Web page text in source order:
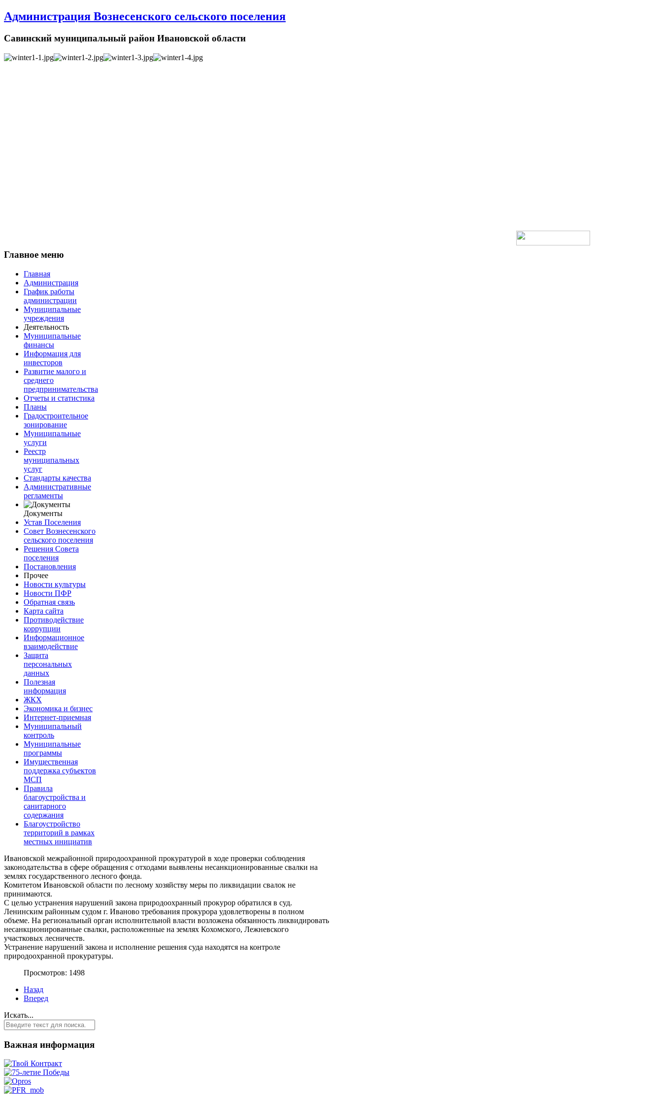
Администрация Вознесенского сельского поселения
Савинский муниципальный район Ивановской области
Главное меню
Главная
Администрация
График работы
администрации
Муниципальные
учреждения
Деятельность
Муниципальные
финансы
Информация для
инвесторов
Развитие малого и
среднего
предпринимательства
Отчеты и статистика
Планы
Градостроительное
зонирование
Муниципальные
услуги
Реестр
муниципальных
услуг
Стандарты качества
Административные
регламенты
Документы
Устав Поселения
Совет Вознесенского
сельского поселения
Решения Совета
поселения
Постановления
Прочее
Новости культуры
Новости ПФР
Обратная связь
Карта сайта
Противодействие
коррупции
Информационное
взаимодействие
Защита
персональных
данных
Полезная
информация
ЖКХ
Экономика и бизнес
Интернет-приемная
Муниципальный
контроль
Муниципальные
программы
Имущественная
поддержка субъектов
МСП
Правила
благоустройства и
санитарного
содержания
Благоустройство
территорий в рамках
местных инициатив
Ивановской межрайонной природоохранной прокуратурой в ходе проверки соблюдения
законодательства в сфере обращения с отходами выявлены несанкционированные свалки на
землях государственного лесного фонда.
Комитетом Ивановской области по лесному хозяйству меры по ликвидации свалок не
принимаются.
С целью устранения нарушений закона природоохранный прокурор обратился в суд.
Ленинским районным судом г. Иваново требования прокурора удовлетворены в полном
объеме. На региональный орган исполнительной власти возложена обязанность ликвидировать
несанкционированные свалки, расположенные на землях Кохомского, Лежневского
участковых лесничеств.
Устранение нарушений закона и исполнение решения суда находятся на контроле
природоохранной прокуратуры.
Просмотров: 1498
Назад
Вперед
Искать...
Важная информация